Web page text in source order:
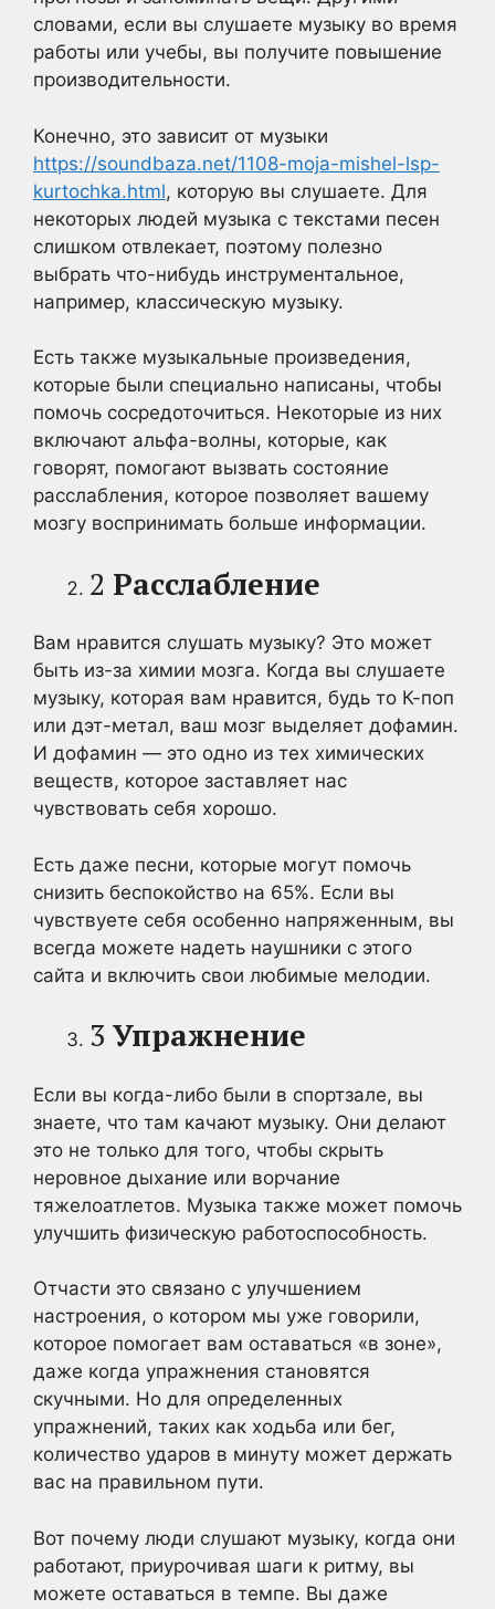
словами, если вы слушаете музыку во время
работы или учебы, вы получите повышение
производительности.
Конечно, это зависит от музыки
https://soundbaza.net/1108-moja-mishel-lsp-
kurtochka.html, которую вы слушаете. Для
некоторых людей музыка с текстами песен
слишком отвлекает, поэтому полезно
выбрать что-нибудь инструментальное,
например, классическую музыку.
Есть также музыкальные произведения,
которые были специально написаны, чтобы
помочь сосредоточиться. Некоторые из них
включают альфа-волны, которые, как
говорят, помогают вызвать состояние
расслабления, которое позволяет вашему
мозгу воспринимать больше информации.
2 Расслабление
Вам нравится слушать музыку? Это может
быть из-за химии мозга. Когда вы слушаете
музыку, которая вам нравится, будь то К-поп
или дэт-метал, ваш мозг выделяет дофамин.
И дофамин — это одно из тех химических
веществ, которое заставляет нас
чувствовать себя хорошо.
Есть даже песни, которые могут помочь
снизить беспокойство на 65%. Если вы
чувствуете себя особенно напряженным, вы
всегда можете надеть наушники с этого
сайта и включить свои любимые мелодии.
3 Упражнение
Если вы когда-либо были в спортзале, вы
знаете, что там качают музыку. Они делают
это не только для того, чтобы скрыть
неровное дыхание или ворчание
тяжелоатлетов. Музыка также может помочь
улучшить физическую работоспособность.
Отчасти это связано с улучшением
настроения, о котором мы уже говорили,
которое помогает вам оставаться «в зоне»,
даже когда упражнения становятся
скучными. Но для определенных
упражнений, таких как ходьба или бег,
количество ударов в минуту может держать
вас на правильном пути.
Вот почему люди слушают музыку, когда они
работают, приурочивая шаги к ритму, вы
можете оставаться в темпе. Вы даже